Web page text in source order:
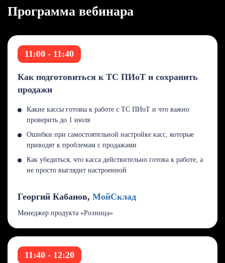
Программа вебинара
11:00 - 11:40
Как подготовиться к ТС ПИоТ и сохранить
продажи
Какие кассы готовы к работе с ТС ПИоТ и что важно
проверить до 1 июля
Ошибки при самостоятельной настройке касс, которые
приводят к проблемам с продажами
Как убедиться, что касса действительно готова к работе, а
не просто выглядит настроенной
Георгий Кабанов, МойСклад
Менеджер продукта «Розница»
11:40 - 12:20